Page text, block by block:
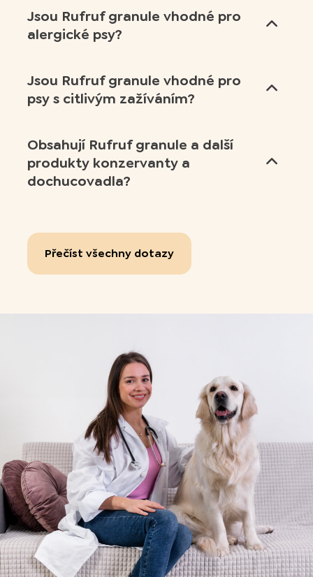
Jsou Rufruf granule vhodné pro
alergické psy?
Jsou Rufruf granule vhodné pro
psy s citlivým zažíváním?
Obsahují Rufruf granule a další
produkty konzervanty a
dochucovadla?
Přečíst všechny dotazy